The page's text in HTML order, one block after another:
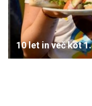
10 let in več kot